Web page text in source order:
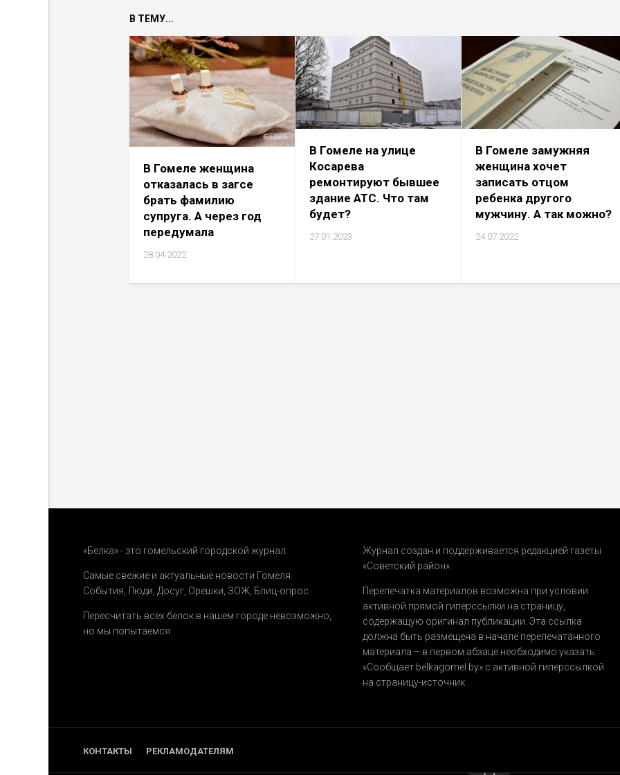
В ТЕМУ...
В Гомеле женщина
отказалась в загсе
брать фамилию
супруга. А через год
передумала
28.04.2022
В Гомеле на улице
Косарева
ремонтируют бывшее
здание АТС. Что там
будет?
27.01.2023
В Гомеле замужняя
женщина хочет
записать отцом
ребенка другого
мужчину. А так можно?
24.07.2022
«Белка» - это гомельский городской журнал.
Самые свежие и актуальные новости Гомеля.
События Люди Досуг Орешки ЗОЖ Блиц-опрос
Пересчитать всех белок в нашем городе невозможно,
но мы попытаемся.
Журнал создан и поддерживается редакцией газеты
«Советский район».
Перепечатка материалов возможна при условии
активной прямой гиперссылки на страницу,
содержащую оригинал публикации. Эта ссылка
должна быть размещена в начале перепечатанного
материала – в первом абзаце необходимо указать:
«Сообщает belkagomel.by»с активной гиперссылкой
на страницу-источник.
КОНТАКТЫ РЕКЛАМОДАТЕЛЯМ